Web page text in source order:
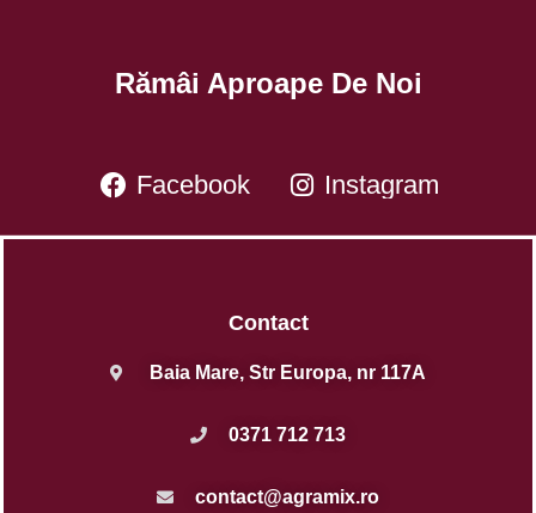
Rămâi Aproape De Noi
Facebook Instagram
Contact
Baia Mare, Str Europa, nr 117A
0371 712 713
contact@agramix.ro